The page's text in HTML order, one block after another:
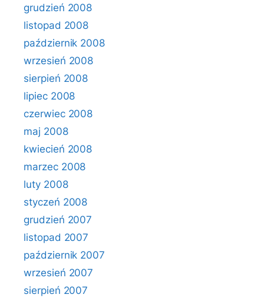
grudzień 2008
listopad 2008
październik 2008
wrzesień 2008
sierpień 2008
lipiec 2008
czerwiec 2008
maj 2008
kwiecień 2008
marzec 2008
luty 2008
styczeń 2008
grudzień 2007
listopad 2007
październik 2007
wrzesień 2007
sierpień 2007